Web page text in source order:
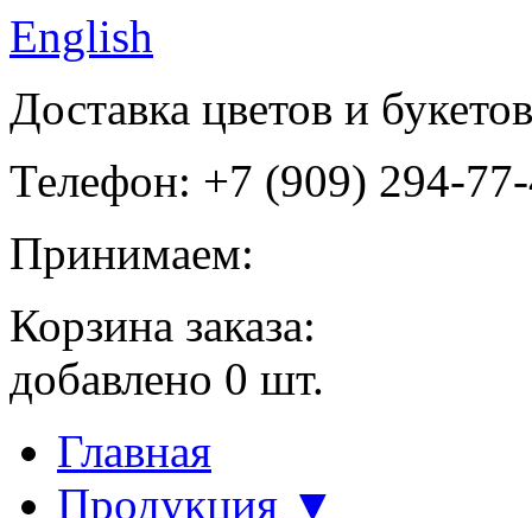
English
Доставка цветов и
Телефон: +7 (909) 294-
Принимаем:
Корзина заказа:
добавлено 0 шт.
Главная
Продукция ▼